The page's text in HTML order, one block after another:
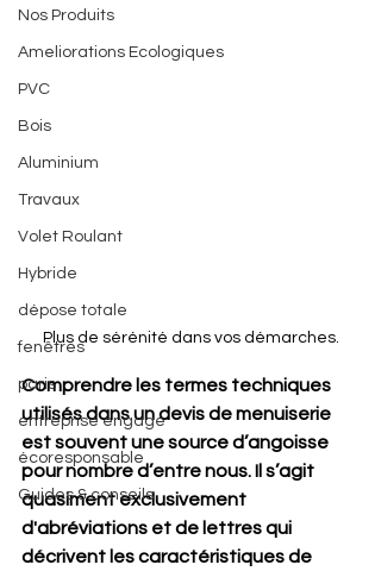
Nos Produits
Ameliorations Ecologiques
PVC
Bois
Aluminium
Travaux
Volet Roulant
Hybride
dépose totale
fenêtres
paris
entreprise engagé
écoresponsable
Guides & conseils
Plus de sérénité dans vos démarches.
Comprendre les termes techniques
utilisés dans un devis de menuiserie
est souvent une source d’angoisse
pour nombre d’entre nous. Il s’agit
quasiment exclusivement
d'abréviations et de lettres qui
décrivent les caractéristiques de